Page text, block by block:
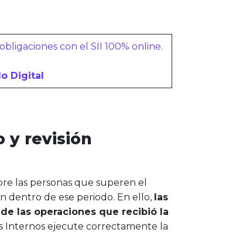
con el SII 100% online.
Digital
y revisión
las personas que superen el
dentro de ese periodo. En ello, las
las operaciones que recibió la
Internos ejecute correctamente la